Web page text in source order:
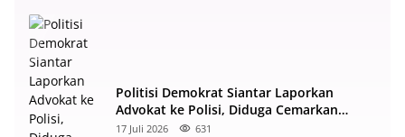
Politisi Demokrat Siantar Laporkan
Advokat ke Polisi, Diduga Cemarkan
Nama Baik di Facebook
17 Juli 2026 631